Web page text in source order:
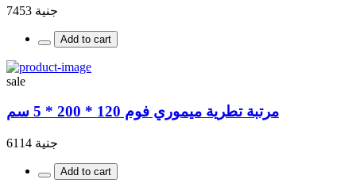
جنية 7453
Add to cart
sale
مرتبة تطرية ميموري فوم 120 * 200 * 5 سم
جنية 6114
Add to cart